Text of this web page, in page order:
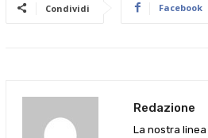
Condividi Facebook
Redazione
La nostra